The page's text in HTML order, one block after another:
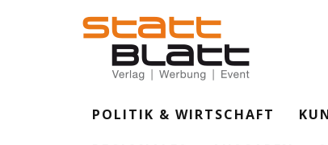
POLITIK & WIRTSCHAFT